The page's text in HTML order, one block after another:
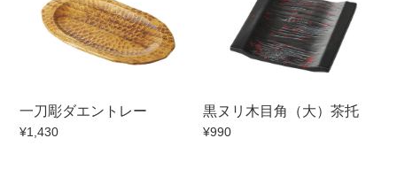
子供食器 ガラス
置物 アフロビューティ
価格
一刀彫ダエントレー
¥1,430
黒ヌリ木目角（大）茶托
¥990